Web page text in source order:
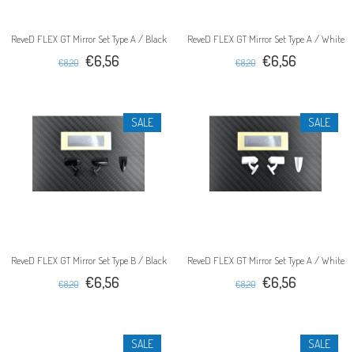
ReveD FLEX GT Mirror Set Type A / Black
€8,20 €6,56
ReveD FLEX GT Mirror Set Type A / White
€8,20 €6,56
SALE
ReveD FLEX GT Mirror Set Type B / Black
€8,20 €6,56
SALE
ReveD FLEX GT Mirror Set Type A / White
€8,20 €6,56
SALE SALE